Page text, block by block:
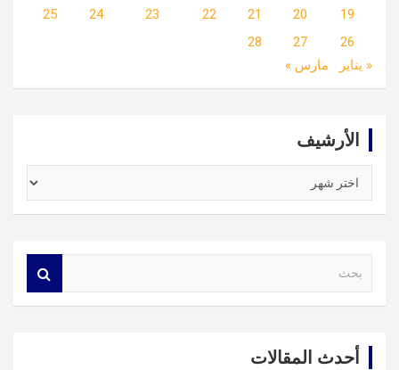
19
20
21
22
23
24
25
26
27
28
« يناير
مارس »
الأرشيف
أحدث المقالات